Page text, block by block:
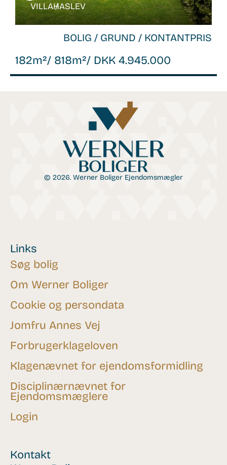
VILLA /HASLEV
BOLIG / GRUND / KONTANTPRIS
182m²/ 818m²/ DKK 4.945.000
© 2026. Werner Boliger Ejendomsmægler
Kontakt
Links
Søg bolig
Om Werner Boliger
Cookie og persondata
Jomfru Annes Vej
Forbrugerklageloven
Klagenævnet for ejendomsformidling
Disciplinærnævnet for
Ejendomsmæglere
Login